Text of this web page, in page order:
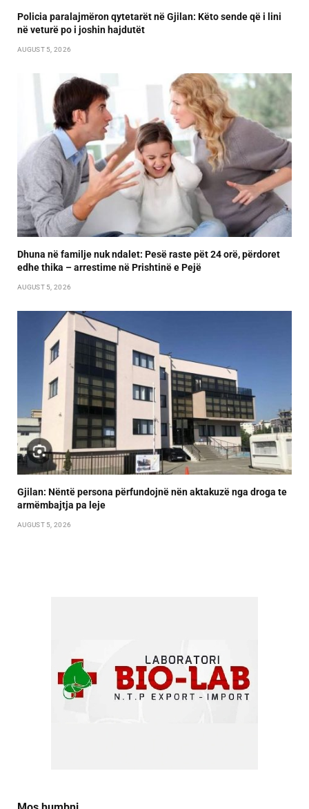
Policia paralajmëron qytetarët në Gjilan: Këto sende që i lini
në veturë po i joshin hajdutët
AUGUST 5, 2026
Dhuna në familje nuk ndalet: Pesë raste pët 24 orë, përdoret
edhe thika – arrestime në Prishtinë e Pejë
AUGUST 5, 2026
Gjilan: Nëntë persona përfundojnë nën aktakuzë nga droga te
armëmbajtja pa leje
AUGUST 5, 2026